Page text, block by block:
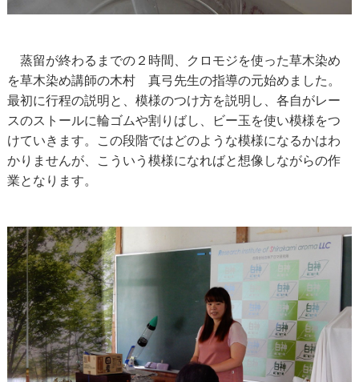
蒸留が終わるまでの２時間、クロモジを使った草木染め
を草木染め講師の木村 真弓先生の指導の元始めました。
最初に行程の説明と、模様のつけ方を説明し、各自がレー
スのストールに輪ゴムや割りばし、ビー玉を使い模様をつ
けていきます。この段階ではどのような模様になるかはわ
かりませんが、こういう模様になればと想像しながらの作
業となります。